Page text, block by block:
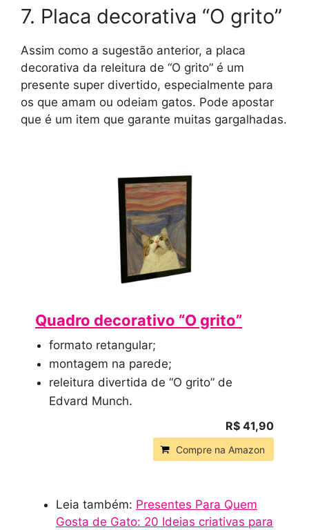
7. Placa decorativa “O grito”
Assim como a sugestão anterior, a placa
decorativa da releitura de “O grito” é um
presente super divertido, especialmente para
os que amam ou odeiam gatos. Pode apostar
que é um item que garante muitas gargalhadas.
Quadro decorativo “O grito”
formato retangular;
montagem na parede;
releitura divertida de “O grito” de
Edvard Munch.
R$ 41,90
Compre na Amazon
Leia também: Presentes Para Quem
Gosta de Gato: 20 Ideias criativas para